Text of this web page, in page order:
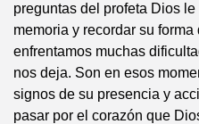
preguntas del profeta Dios
memoria y recordar su
enfrentamos muchas
nos deja. Son en esos
signos de su presencia y
pasar por el corazón que